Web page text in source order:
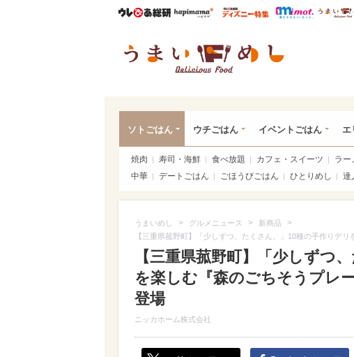
ウレぴあ総研ハピママ* ウレぴあ総研 デ
mimot.
ソトごはん ウチごはん イベントごはん エ
焼肉 寿司・海鮮 食べ放題 カフェ・スイーツ ラー
中華
デートごはん ごほうびごはん ひとりめし 達
うまいめし > グルメニュース > 新商品 >
【三重県菰野町】「少しずつ、たくさん。」10種の手作りデ
【三重県菰野町】「少しずつ
を楽しむ『森のごちそうプレ
登場
ニッカホーム株式会社